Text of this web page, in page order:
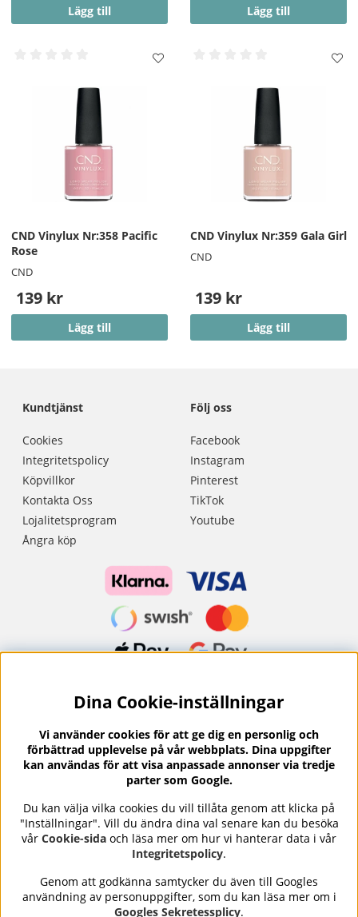
Lägg till Lägg till
CND Vinylux Nr:358 Pacific
Rose
CND
139 kr
Lägg till
CND Vinylux Nr:359 Gala Girl
CND
139 kr
Lägg till
Kundtjänst
Cookies
Integritetspolicy
Köpvillkor
Kontakta Oss
Lojalitetsprogram
Ångra köp
Följ oss
Facebook
Instagram
Pinterest
TikTok
Youtube
Nyhetsbrev?
I vårt nyhetsbrev får du ta del av nyheter och
erbjudanden.
Se våra omdömen på⭐ Trustpilot
Nails Body and Beautyerbjuder professionell hudvård,
Dina Cookie-inställningar
Vi använder cookies för att ge dig en personlig och
förbättrad upplevelse på vår webbplats. Dina uppgifter
kan användas för att visa anpassade annonser via tredje
parter som Google.
Du kan välja vilka cookies du vill tillåta genom att klicka på
"Inställningar". Vill du ändra dina val senare kan du besöka
vår Cookie-sida och läsa mer om hur vi hanterar data i vår
Integritetspolicy.
Genom att godkänna samtycker du även till Googles
användning av personuppgifter, som du kan läsa mer om i
Googles Sekretessplicy.